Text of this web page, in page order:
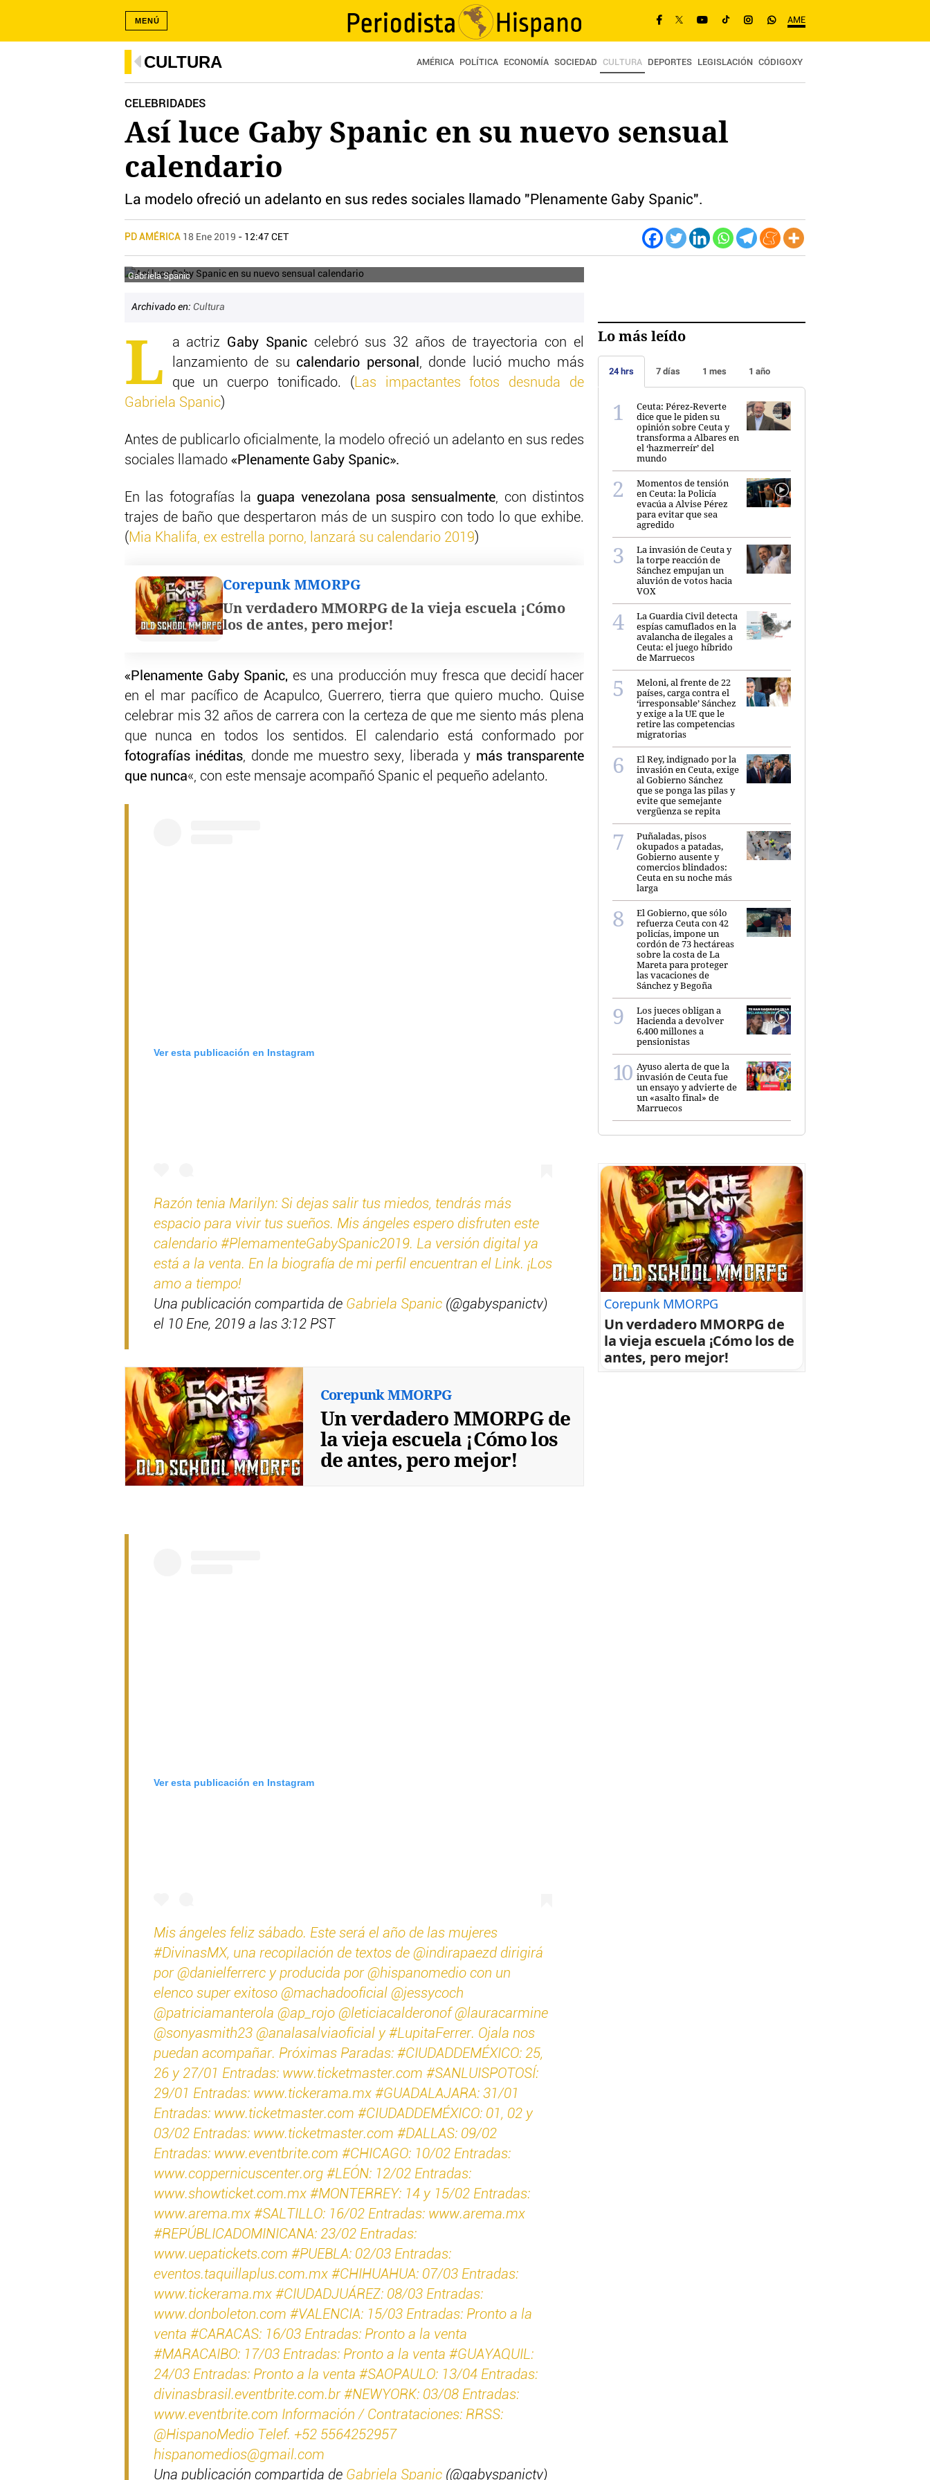
AME
MENÚ
CULTURA AMÉRICA POLÍTICA ECONOMÍA SOCIEDAD CULTURA DEPORTES LEGISLACIÓN CÓDIGOXY
CELEBRIDADES
Así luce Gaby Spanic en su nuevo sensual
calendario
La modelo ofreció un adelanto en sus redes sociales llamado "Plenamente Gaby Spanic".
PD AMÉRICA 18 Ene 2019 - 12:47 CET
Gabriela Spanic
Archivado en: Cultura
L a actriz Gaby Spaniccelebró sus 32 años de trayectoria con el
lanzamiento de su calendario personal , donde lució mucho más
que un cuerpo tonificado. ( Las impactantes fotos desnuda de
Gabriela Spanic)
Antes de publicarlo oficialmente, la modelo ofreció un adelanto en sus redes
sociales llamado «Plenamente Gaby Spanic».
En las fotografías la guapa venezolana posa sensualmente, con distintos
trajes de baño que despertaron más de un suspiro con todo lo que exhibe.
( Mia Khalifa, ex estrella porno, lanzará su calendario 2019)
Corepunk MMORPG
Un verdadero MMORPG de la vieja escuela ¡Cómo
los de antes, pero mejor!
«Plenamente Gaby Spanic, es una producción muy fresca que decidí hacer
en el mar pacífico de Acapulco, Guerrero, tierra que quiero mucho. Quise
celebrar mis 32 años de carrera con la certeza de que me siento más plena
que nunca en todos los sentidos. El calendario está conformado por
fotografías inéditas, donde me muestro sexy, liberada y más transparente
que nunca«, con este mensaje acompañó Spanic el pequeño adelanto.
Ver esta publicación en Instagram
Razón tenia Marilyn: Si dejas salir tus miedos, tendrás más
espacio para vivir tus sueños. Mis ángeles espero disfruten este
calendario #PlemamenteGabySpanic2019. La versión digital ya
está a la venta. En la biografía de mi perfil encuentran el Link. ¡Los
amo a tiempo!
Una publicación compartida de Gabriela Spanic (@gabyspanictv)
el 10 Ene, 2019 a las 3:12 PST
Corepunk MMORPG
Un verdadero MMORPG de
la vieja escuela ¡Cómo los
de antes, pero mejor!
Ver esta publicación en Instagram
Mis ángeles feliz sábado. Este será el año de las mujeres
#DivinasMX, una recopilación de textos de @indirapaezd dirigirá
por @danielferrerc y producida por @hispanomedio con un
elenco super exitoso @machadooficial @jessycoch
@patriciamanterola @ap_rojo @leticiacalderonof @lauracarmine
@sonyasmith23 @analasalviaoficial y #LupitaFerrer. Ojala nos
puedan acompañar. Próximas Paradas: #CIUDADDEMÉXICO: 25,
26 y 27/01 Entradas: www.ticketmaster.com #SANLUISPOTOSÍ:
29/01 Entradas: www.tickerama.mx #GUADALAJARA: 31/01
Entradas: www.ticketmaster.com #CIUDADDEMÉXICO: 01, 02 y
03/02 Entradas: www.ticketmaster.com #DALLAS: 09/02
Entradas: www.eventbrite.com #CHICAGO: 10/02 Entradas:
www.coppernicuscenter.org #LEÓN: 12/02 Entradas:
www.showticket.com.mx #MONTERREY: 14 y 15/02 Entradas:
www.arema.mx #SALTILLO: 16/02 Entradas: www.arema.mx
#REPÚBLICADOMINICANA: 23/02 Entradas:
www.uepatickets.com #PUEBLA: 02/03 Entradas:
eventos.taquillaplus.com.mx #CHIHUAHUA: 07/03 Entradas:
www.tickerama.mx #CIUDADJUÁREZ: 08/03 Entradas:
www.donboleton.com #VALENCIA: 15/03 Entradas: Pronto a la
venta #CARACAS: 16/03 Entradas: Pronto a la venta
#MARACAIBO: 17/03 Entradas: Pronto a la venta #GUAYAQUIL:
24/03 Entradas: Pronto a la venta #SAOPAULO: 13/04 Entradas:
divinasbrasil.eventbrite.com.br #NEWYORK: 03/08 Entradas:
www.eventbrite.com Información / Contrataciones: RRSS:
@HispanoMedio Telef. +52 5564252957
hispanomedios@gmail.com
Una publicación compartida de Gabriela Spanic (@gabyspanictv)
Lo más leído
24 hrs 7 días 1 mes 1 año
Ceuta: Pérez-Reverte
dice que le piden su
opinión sobre Ceuta y
transforma a Albares en
el ‘hazmerreír’ del
mundo
Momentos de tensión
en Ceuta: la Policía
evacúa a Alvise Pérez
para evitar que sea
agredido
La invasión de Ceuta y
la torpe reacción de
Sánchez empujan un
aluvión de votos hacia
VOX
La Guardia Civil detecta
espías camuflados en la
avalancha de ilegales a
Ceuta: el juego híbrido
de Marruecos
Meloni, al frente de 22
países, carga contra el
‘irresponsable’ Sánchez
y exige a la UE que le
retire las competencias
migratorias
El Rey, indignado por la
invasión en Ceuta, exige
al Gobierno Sánchez
que se ponga las pilas y
evite que semejante
vergüenza se repita
Puñaladas, pisos
okupados a patadas,
Gobierno ausente y
comercios blindados:
Ceuta en su noche más
larga
El Gobierno, que sólo
refuerza Ceuta con 42
policías, impone un
cordón de 73 hectáreas
sobre la costa de La
Mareta para proteger
las vacaciones de
Sánchez y Begoña
Los jueces obligan a
Hacienda a devolver
6.400 millones a
pensionistas
Ayuso alerta de que la
invasión de Ceuta fue
un ensayo y advierte de
un «asalto final» de
Marruecos
Corepunk MMORPG
Un verdadero MMORPG de
la vieja escuela ¡Cómo los de
antes, pero mejor!